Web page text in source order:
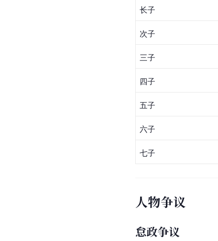
长子
次子
三子
四子
五子
六子
七子
人物争议
怠政争议